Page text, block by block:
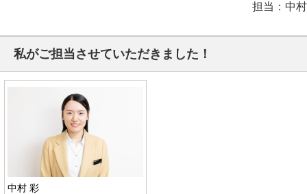
担当：中村
私がご担当させていただきました！
中村 彩